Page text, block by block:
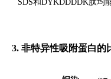
SDS和DYKDDDDK肽均
3. 非特异性吸附蛋白的